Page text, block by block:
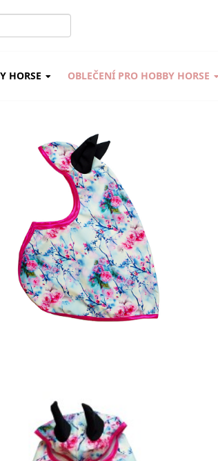
HORSE OBLEČENÍ PRO HOBBY HORSE